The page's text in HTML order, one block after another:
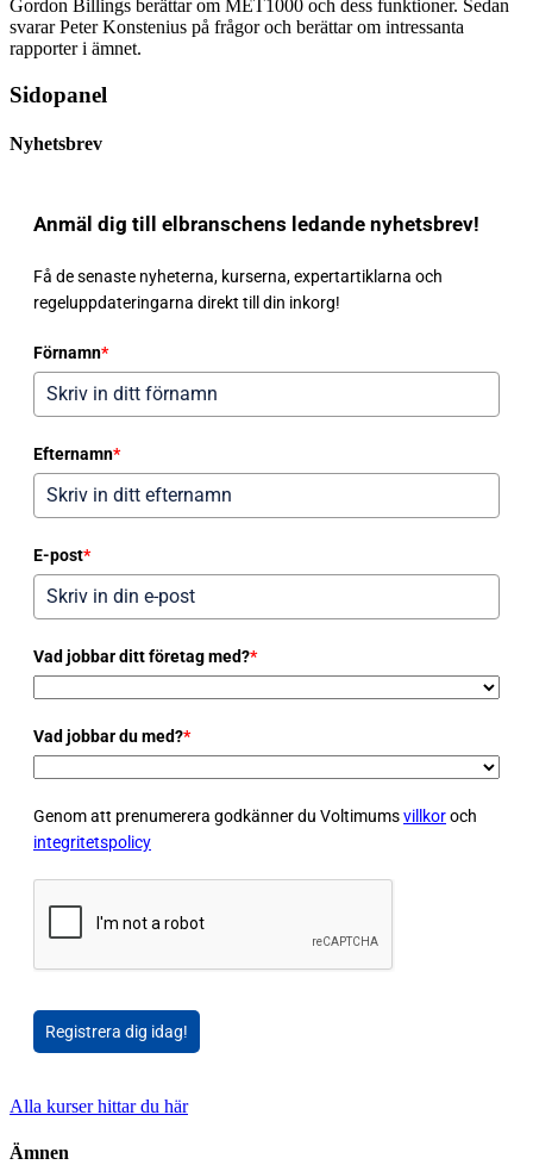
Gordon Billings berättar om MET1000 och dess funktioner. Sedan
svarar Peter Konstenius på frågor och berättar om intressanta
rapporter i ämnet.
Sidopanel
Nyhetsbrev
Anmäl dig till elbranschens ledande nyhetsbrev!
Få de senaste nyheterna, kurserna, expertartiklarna och
regeluppdateringarna direkt till din inkorg!
Förnamn*
Efternamn*
E-post*
Vad jobbar ditt företag med?*
Vad jobbar du med?*
Genom att prenumerera godkänner du Voltimumsvillkoroch
integritetspolicy
Registrera dig idag!
Alla kurser hittar du här
Ämnen